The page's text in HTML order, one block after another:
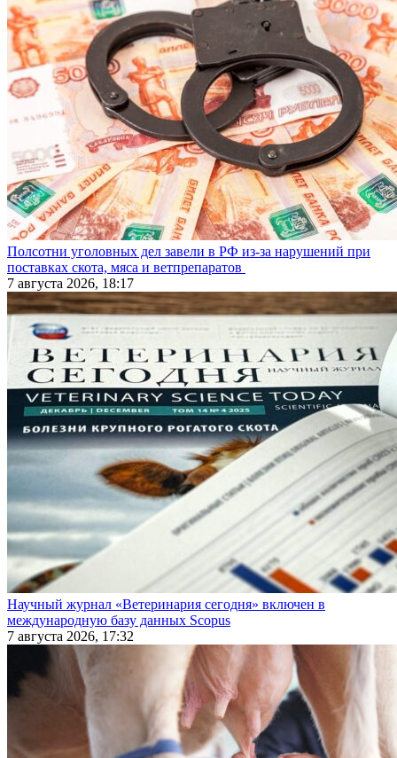
Полсотни уголовных дел завели в РФ из-за нарушений при
поставках скота, мяса и ветпрепаратов
7 августа 2026, 18:17
Научный журнал «Ветеринария сегодня» включен в
международную базу данных Scopus
7 августа 2026, 17:32